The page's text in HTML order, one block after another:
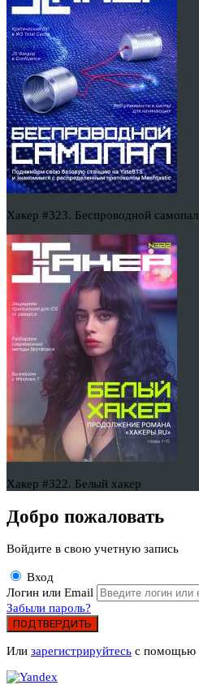
Хакер #323. Беспроводной самопал
Хакер #322. Белый хакер
Добро пожаловать
Войдите в свою учетную запись
Вход
Логин или Email
Забыли пароль?
ПОДТВЕРДИТЬ
Или зарегистрируйтесь с помощью